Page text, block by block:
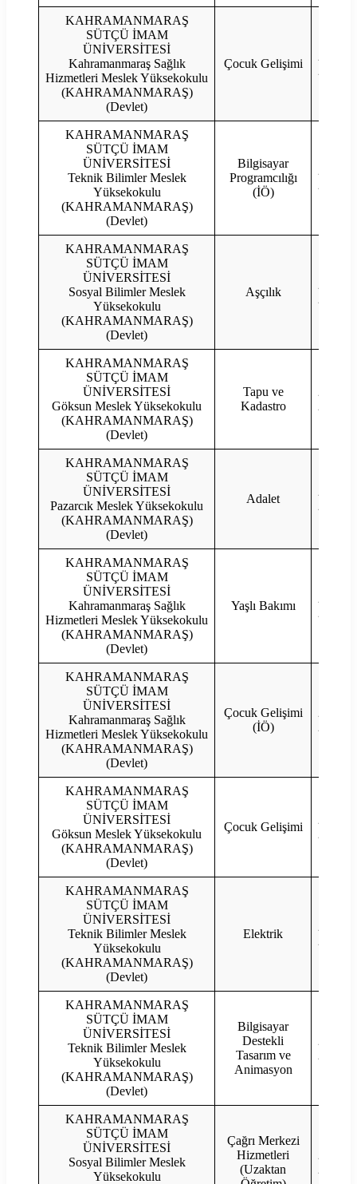
KAHRAMANMARAŞ
SÜTÇÜ İMAM
ÜNİVERSİTESİ
Kahramanmaraş Sağlık
Hizmetleri Meslek Yüksekokulu
(KAHRAMANMARAŞ)
(Devlet)
Çocuk Gelişimi
KAHRAMANMARAŞ
SÜTÇÜ İMAM
ÜNİVERSİTESİ
Teknik Bilimler Meslek
Yüksekokulu
(KAHRAMANMARAŞ)
(Devlet)
Bilgisayar
Programcılığı
(İÖ)
KAHRAMANMARAŞ
SÜTÇÜ İMAM
ÜNİVERSİTESİ
Sosyal Bilimler Meslek
Yüksekokulu
(KAHRAMANMARAŞ)
(Devlet)
Aşçılık
KAHRAMANMARAŞ
SÜTÇÜ İMAM
ÜNİVERSİTESİ
Göksun Meslek Yüksekokulu
(KAHRAMANMARAŞ)
(Devlet)
Tapu ve
Kadastro
KAHRAMANMARAŞ
SÜTÇÜ İMAM
ÜNİVERSİTESİ
Pazarcık Meslek Yüksekokulu
(KAHRAMANMARAŞ)
(Devlet)
Adalet
KAHRAMANMARAŞ
SÜTÇÜ İMAM
ÜNİVERSİTESİ
Kahramanmaraş Sağlık
Hizmetleri Meslek Yüksekokulu
(KAHRAMANMARAŞ)
(Devlet)
Yaşlı Bakımı
KAHRAMANMARAŞ
SÜTÇÜ İMAM
ÜNİVERSİTESİ
Kahramanmaraş Sağlık
Hizmetleri Meslek Yüksekokulu
(KAHRAMANMARAŞ)
(Devlet)
Çocuk Gelişimi
(İÖ)
KAHRAMANMARAŞ
SÜTÇÜ İMAM
ÜNİVERSİTESİ
Göksun Meslek Yüksekokulu
(KAHRAMANMARAŞ)
(Devlet)
Çocuk Gelişimi
KAHRAMANMARAŞ
SÜTÇÜ İMAM
ÜNİVERSİTESİ
Teknik Bilimler Meslek
Yüksekokulu
(KAHRAMANMARAŞ)
(Devlet)
Elektrik
KAHRAMANMARAŞ
SÜTÇÜ İMAM
ÜNİVERSİTESİ
Teknik Bilimler Meslek
Yüksekokulu
(KAHRAMANMARAŞ)
(Devlet)
Bilgisayar
Destekli
Tasarım ve
Animasyon
KAHRAMANMARAŞ
SÜTÇÜ İMAM
ÜNİVERSİTESİ
Sosyal Bilimler Meslek
Yüksekokulu
Çağrı Merkezi
Hizmetleri
(Uzaktan